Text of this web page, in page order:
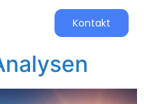
Kontakt